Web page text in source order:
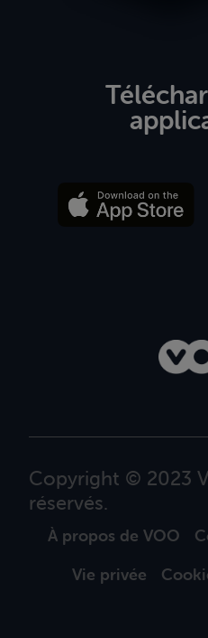
Copyright © 2023
réservés.
À propos de VOO
Vie privée